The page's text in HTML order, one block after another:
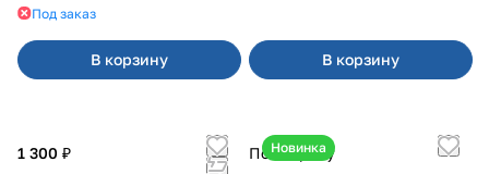
Под заказ
В корзину В корзину
1 300 ₽
Новинка
По запросу